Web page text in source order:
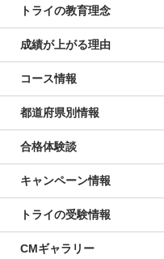
トライの教育理念
成績が上がる理由
コース情報
都道府県別情報
合格体験談
キャンペーン情報
トライの受験情報
CMギャラリー